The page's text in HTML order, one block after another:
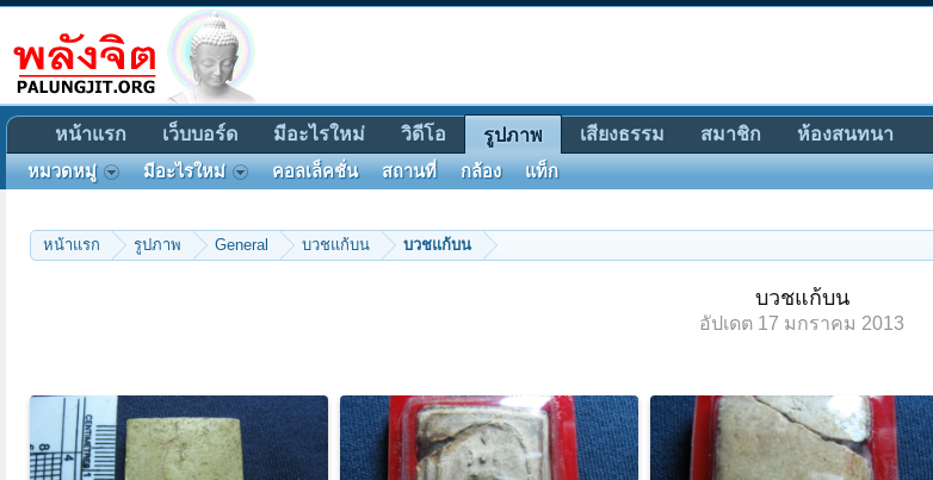
หน้าแรก รูปภาพ General บวชแก้บน บวชแก้บน
บวชแก้บน
อัปเดต 17 มกราคม 2013
หน้าแรก เว็บบอร์ด มีอะไรใหม่ วิดีโอ รูปภาพ
หมวดหมู่ มีอะไรใหม่ คอลเล็คชั่น สถานที่ กล้อง แท็ก
เสียงธรรม สมาชิก ห้องสนทนา